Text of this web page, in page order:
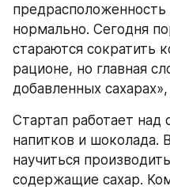
предрасположенность
нормально. Сегодня
стараются сократить
рационе, но главная
добавленных
Стартап работает над
напитков и шоколада.
научиться
содержащие сахар.